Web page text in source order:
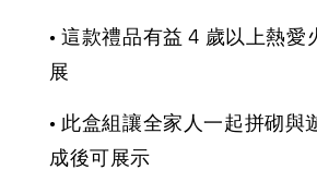
• 這款禮品有益 4 歲以上熱愛
展
• 此盒組讓全家人一起拼砌與
成後可展示